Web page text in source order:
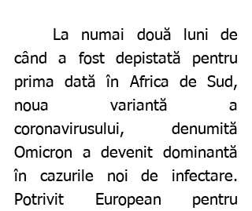
când a fost depistată pentru
prima dată în Africa de Sud,
noua variantă a
coronavirusului, denumită
Omicron a devenit dominantă
în cazurile noi de infectare.
Potrivit European pentru